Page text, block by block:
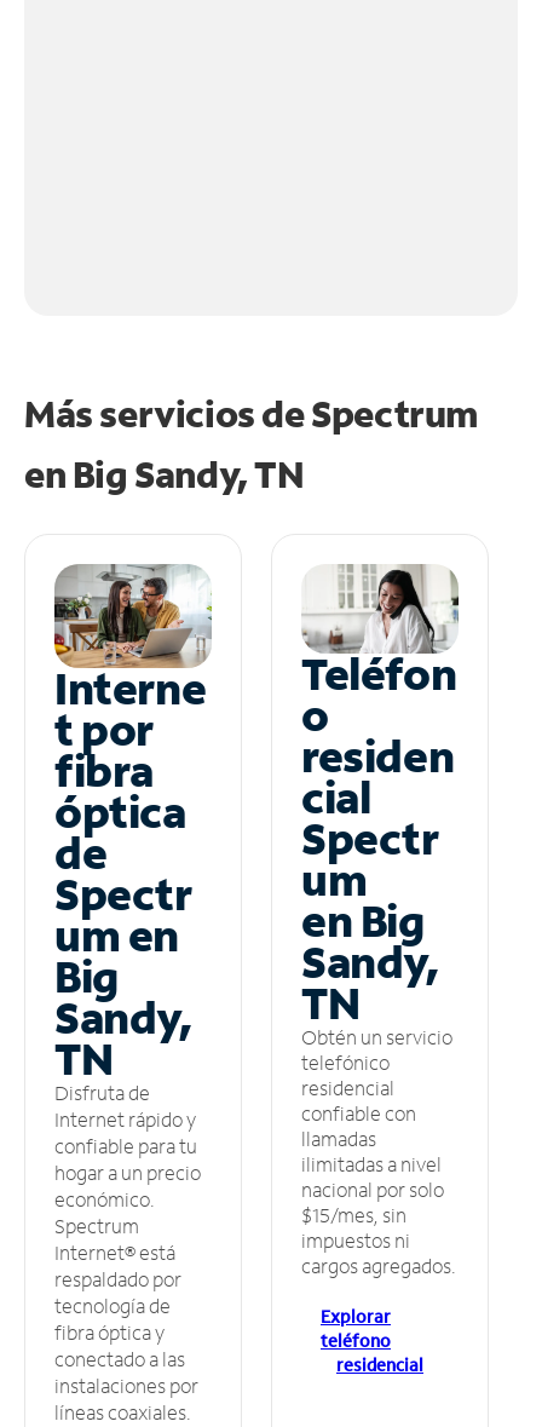
Más servicios de Spectrum
en Big Sandy, TN
Interne
t por
fibra
óptica
de
Spectr
um en
Big
Sandy,
TN
Disfruta de
Internet rápido y
confiable para tu
hogar a un precio
económico.
Spectrum
Internet® está
respaldado por
tecnología de
fibra óptica y
conectado a las
instalaciones por
líneas coaxiales.
Teléfon
o
residen
cial
Spectr
um
en Big
Sandy,
TN
Obtén un servicio
telefónico
residencial
confiable con
llamadas
ilimitadas a nivel
nacional por solo
$15/mes, sin
impuestos ni
cargos agregados.
Explorar
teléfono
residencial